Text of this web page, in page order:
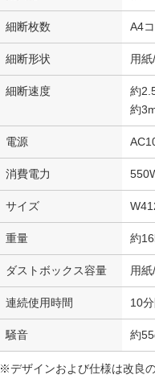
細断枚数 A4
細断形状 用
細断速度
約
約
電源
消費電力
サイズ
重量 約
ダストボックス容量 用
連続使用時間 10
騒音 約
※デザインおよび仕様は改良